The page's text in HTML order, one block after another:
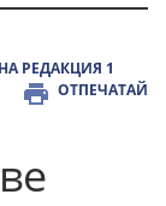
РЕДАКЦИЯ 1
ОТПЕЧАТАЙ